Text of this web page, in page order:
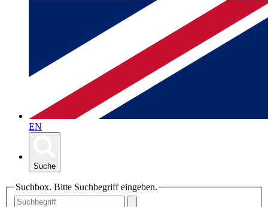
EN
Suche
Suchbox. Bitte Suchbegriff eingeben.